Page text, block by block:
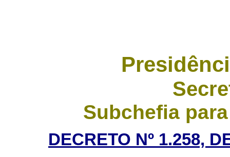
Subchefia
DECRETO Nº 1.258,